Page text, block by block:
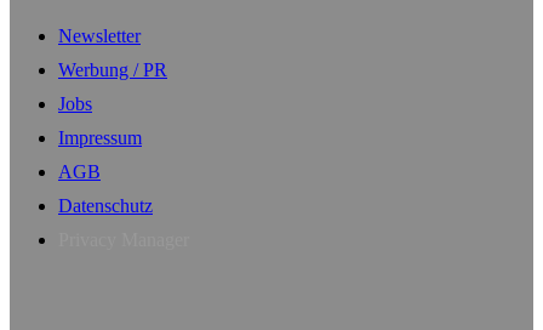
Newsletter
Werbung / PR
Jobs
Impressum
AGB
Datenschutz